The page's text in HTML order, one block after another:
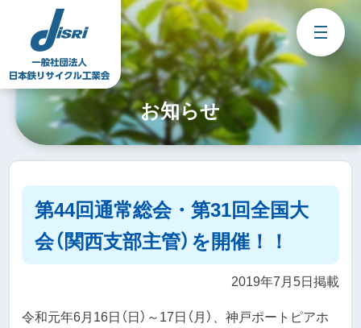
content
お知らせ
第44回通常総会・第31回全国大
会（関西支部主管）を開催！！
2019年7月5日掲載
令和元年6月16日（日）～17日（月）、神戸ポートピアホ